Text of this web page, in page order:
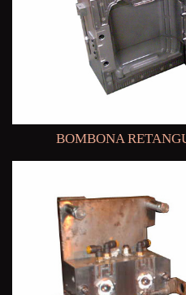
BOMBONA